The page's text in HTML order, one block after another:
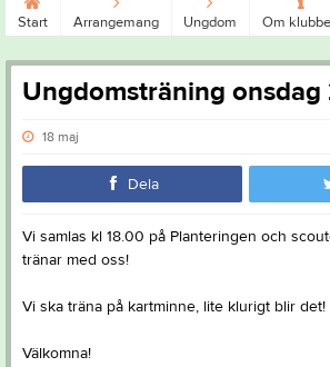
Start Arrangemang Ungdom Om
Ungdomsträning
18 maj
Dela
Vi samlas kl 18.00 på Planteringen och
tränar med oss!
Vi ska träna på kartminne, lite klurigt blir det!
Välkomna!